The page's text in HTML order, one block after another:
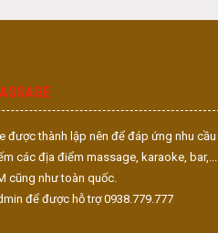
được thành lập nên để đáp ứng nhu cầu
các địa điểm massage, karaoke, bar,...
cũng như toàn quốc.
để được hỗ trợ 0938.779.777